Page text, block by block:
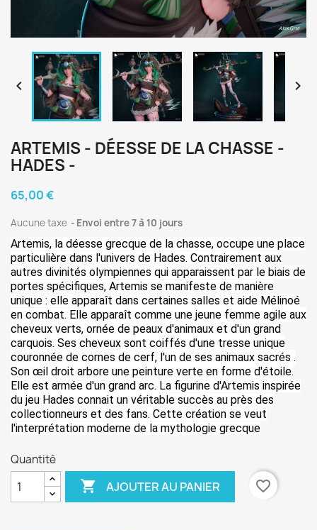
 
ARTEMIS - DÉESSE DE LA CHASSE -
HADES -
65,00 €
Aucune taxe Envoi entre 7 à 10 jours
Artemis, la déesse grecque de la chasse, occupe une place
particulière dans l'univers de Hades. Contrairement aux
autres divinités olympiennes qui apparaissent par le biais de
portes spécifiques, Artemis se manifeste de manière
unique : elle apparaît dans certaines salles et aide Mélinoé
en combat. Elle apparaît comme une jeune femme agile aux
cheveux verts, ornée de peaux d'animaux et d'un grand
carquois. Ses cheveux sont coiffés d'une tresse unique
couronnée de cornes de cerf, l'un de ses animaux sacrés .
Son œil droit arbore une peinture verte en forme d'étoile.
Elle est armée d'un grand arc. La figurine d'Artemis inspirée
du jeu Hades connait un véritable succès au près des
collectionneurs et des fans. Cette création se veut
l'interprétation moderne de la mythologie grecque
Quantité
 AJOUTER AU PANIER favorite_border